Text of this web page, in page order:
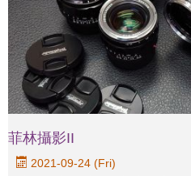
菲林攝影II
2021-09-24 (Fri)